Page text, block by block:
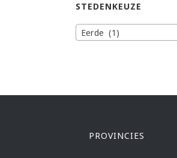
STEDENKEUZE
Eerde (1)
PROVINCIES